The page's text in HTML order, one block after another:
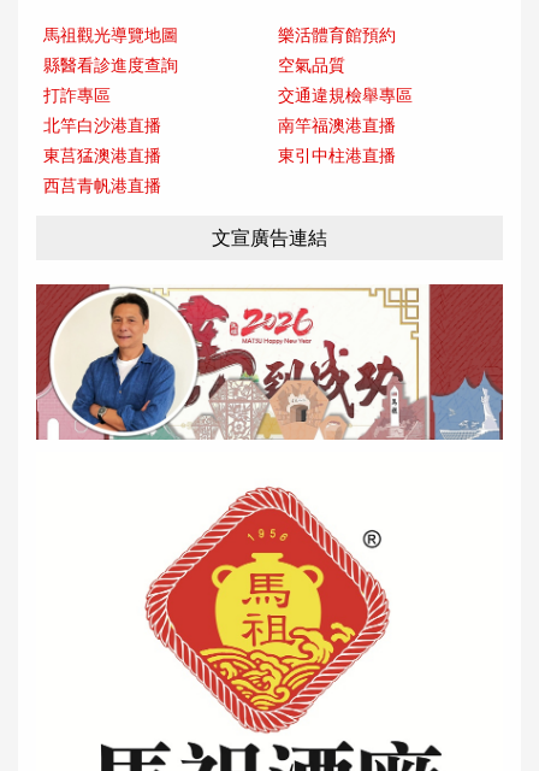
馬祖觀光導覽地圖
樂活體育館預約
縣醫看診進度查詢
空氣品質
打詐專區
交通違規檢舉專區
北竿白沙港直播
南竿福澳港直播
東莒猛澳港直播
東引中柱港直播
西莒青帆港直播
文宣廣告連結